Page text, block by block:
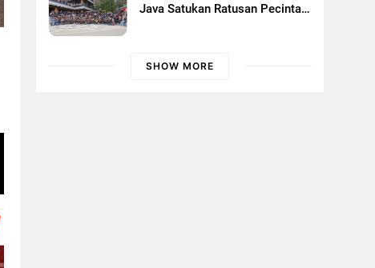
Java Satukan Ratusan Pecinta
SHOW MORE